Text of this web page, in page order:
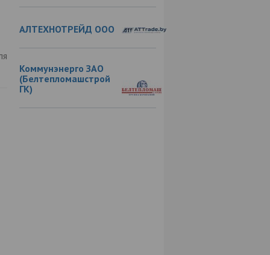
АЛТЕХНОТРЕЙД ООО
Коммунэнерго ЗАО
(Белтепломашстрой
ГК)